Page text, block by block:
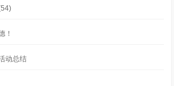
！
动总结